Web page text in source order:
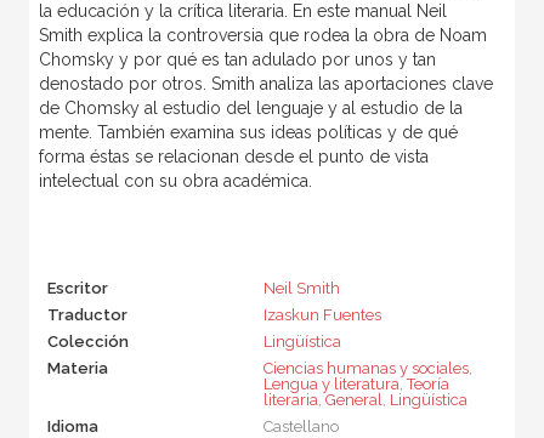
la educación y la crítica literaria. En este manual Neil
Smith explica la controversia que rodea la obra de Noam
Chomsky y por qué es tan adulado por unos y tan
denostado por otros. Smith analiza las aportaciones clave
de Chomsky al estudio del lenguaje y al estudio de la
mente. También examina sus ideas políticas y de qué
forma éstas se relacionan desde el punto de vista
intelectual con su obra académica.
Escritor
Neil Smith
Traductor
Izaskun Fuentes
Colección
Lingüística
Materia
Ciencias humanas y sociales,
Lengua y literatura,Teoría
literaria, General, Lingüística
Idioma
Castellano